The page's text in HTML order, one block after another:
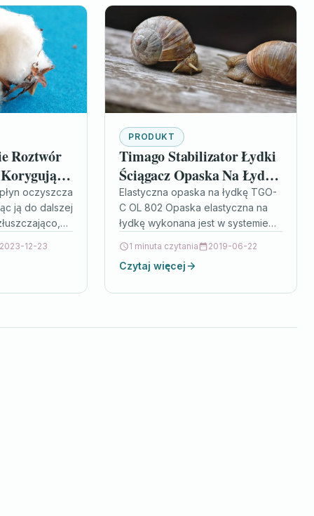
Roztwór
100Ml
oczyszcza
ją do dalszej
12-23
PRODUKT
Timago Stabilizator Łydki
Ściągacz Opaska Na Łydkę
802 S
Elastyczna opaska na łydkę TGO-
C OL 802 Opaska elastyczna na
łydkę wykonana jest w systemie
tkaniny kompresyjnej.Anatomiczny
kształt jest odpowiednio
1 minuta czytania 2019-06-22
Czytaj więcej